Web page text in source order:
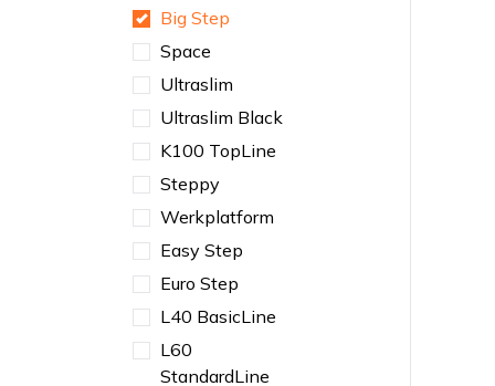
Big Step
Space
Ultraslim
Ultraslim Black
K100 TopLine
Steppy
Werkplatform
Easy Step
Euro Step
L40 BasicLine
L60
StandardLine